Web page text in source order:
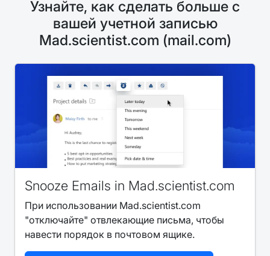
Узнайте, как сделать больше с
вашей учетной записью
Mad.scientist.com (mail.com)
Snooze Emails in Mad.scientist.com
При использовании Mad.scientist.com
"отключайте" отвлекающие письма, чтобы
навести порядок в почтовом ящике.